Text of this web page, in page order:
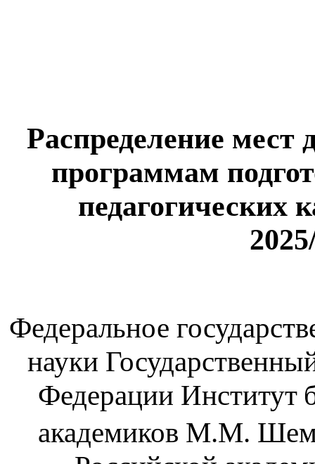
Распределение мест
программам
педагогических
Федеральное
науки
Федерации Институт
академиков М.М.